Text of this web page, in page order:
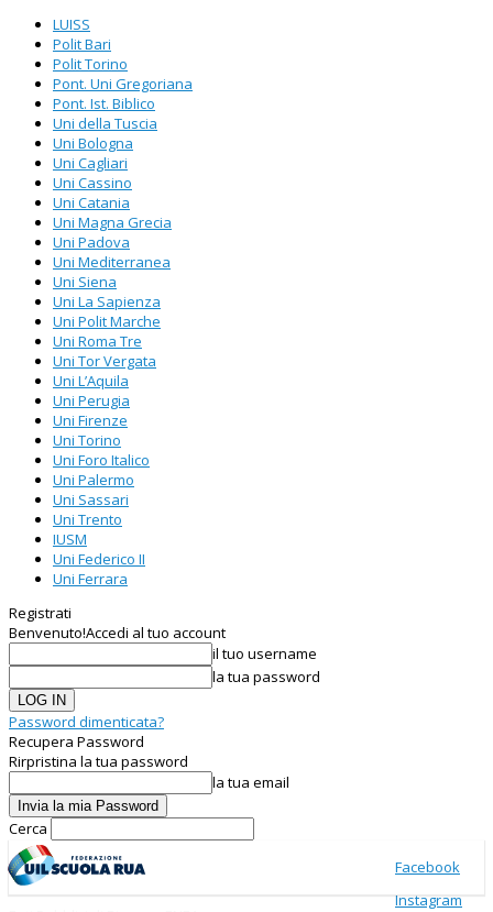
LUISS
Polit Bari
Polit Torino
Pont. Uni Gregoriana
Pont. Ist. Biblico
Uni della Tuscia
Uni Bologna
Uni Cagliari
Uni Cassino
Uni Catania
Uni Magna Grecia
Uni Padova
Uni Mediterranea
Uni Siena
Uni La Sapienza
Uni Polit Marche
Uni Roma Tre
Uni Tor Vergata
Uni L’Aquila
Uni Perugia
Uni Firenze
Uni Torino
Uni Foro Italico
Uni Palermo
Uni Sassari
Uni Trento
IUSM
Uni Federico II
Uni Ferrara
Registrati
Benvenuto!Accedi al tuo account
il tuo username
la tua password
Password dimenticata?
Recupera Password
Rirpristina la tua password
la tua email
Cerca
Facebook
Instagram